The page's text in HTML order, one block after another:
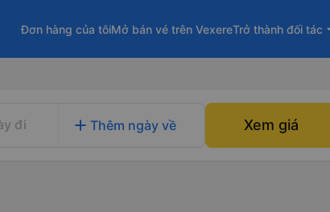
Đơn hàng của tôiMở bán vé trên VexereTrở thành đối tác
đi add Thêm ngày về Xem giá